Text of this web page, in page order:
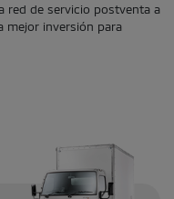
red de servicio postventa a
mejor inversión para